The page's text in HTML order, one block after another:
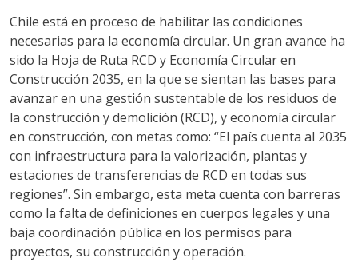
Chile está en proceso de habilitar las condiciones
necesarias para la economía circular. Un gran avance ha
sido la Hoja de Ruta RCD y Economía Circular en
Construcción 2035, en la que se sientan las bases para
avanzar en una gestión sustentable de los residuos de
la construcción y demolición (RCD), y economía circular
en construcción, con metas como: “El país cuenta al 2035
con infraestructura para la valorización, plantas y
estaciones de transferencias de RCD en todas sus
regiones”. Sin embargo, esta meta cuenta con barreras
como la falta de definiciones en cuerpos legales y una
baja coordinación pública en los permisos para
proyectos, su construcción y operación.